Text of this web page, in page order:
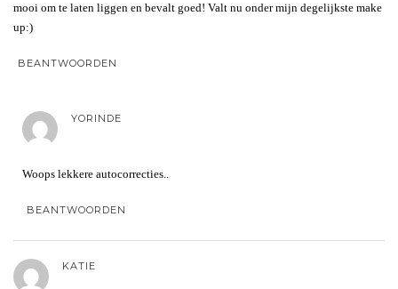
mooi om te laten liggen en bevalt goed! Valt nu onder mijn degelijkste make
up:)
BEANTWOORDEN
YORINDE
Woops lekkere autocorrecties..
BEANTWOORDEN
KATIE